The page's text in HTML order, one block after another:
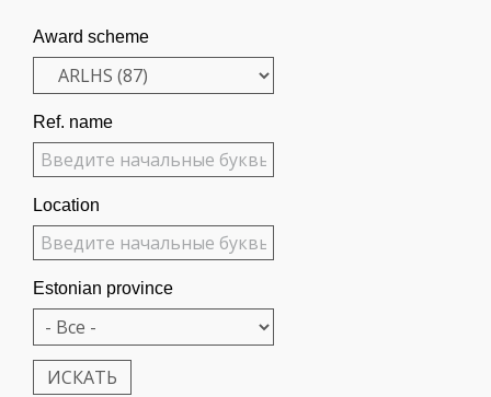
Award scheme
Ref. name
Location
Estonian province